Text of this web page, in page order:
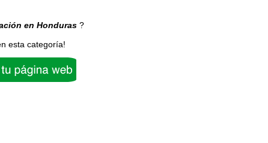
en Honduras?
esta categoría!